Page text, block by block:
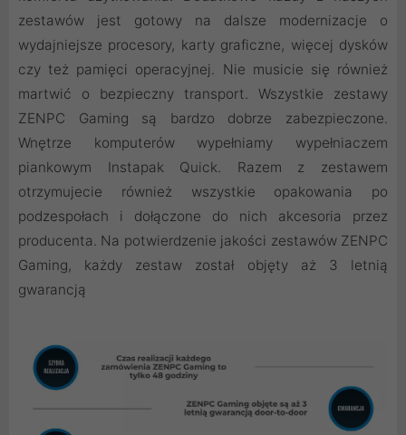
zestawów jest gotowy na dalsze modernizacje o
wydajniejsze procesory, karty graficzne, więcej dysków
czy też pamięci operacyjnej. Nie musicie się również
martwić o bezpieczny transport. Wszystkie zestawy
ZENPC Gaming są bardzo dobrze zabezpieczone.
Wnętrze komputerów wypełniamy wypełniaczem
piankowym Instapak Quick. Razem z zestawem
otrzymujecie również wszystkie opakowania po
podzespołach i dołączone do nich akcesoria przez
producenta. Na potwierdzenie jakości zestawów ZENPC
Gaming, każdy zestaw został objęty aż 3 letnią
gwarancją